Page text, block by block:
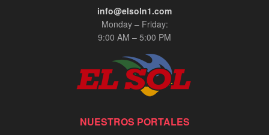
info@elsoln1.com
Monday – Friday:
9:00 AM – 5:00 PM
NUESTROS PORTALES